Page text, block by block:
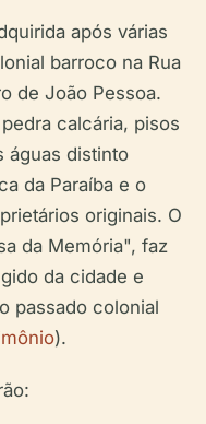
após várias
barroco na Rua
de João Pessoa.
calcária, pisos
águas distinto
da Paraíba e o
originais. O
da Memória", faz
da cidade e
passado colonial
).